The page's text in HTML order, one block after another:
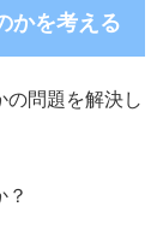
かを考える
問題を解決し